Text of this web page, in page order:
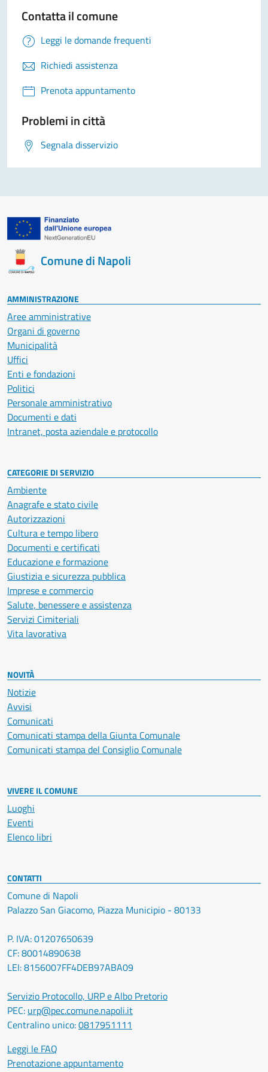
Contatta il comune
Leggi le domande frequenti
Richiedi assistenza
Prenota appuntamento
Problemi in città
Segnala disservizio
Comune di Napoli
AMMINISTRAZIONE
Aree amministrative
Organi di governo
Municipalità
Uffici
Enti e fondazioni
Politici
Personale amministrativo
Documenti e dati
Intranet, posta aziendale e protocollo
CATEGORIE DI SERVIZIO
Ambiente
Anagrafe e stato civile
Autorizzazioni
Cultura e tempo libero
Documenti e certificati
Educazione e formazione
Giustizia e sicurezza pubblica
Imprese e commercio
Salute, benessere e assistenza
Servizi Cimiteriali
Vita lavorativa
NOVITÀ
Notizie
Avvisi
Comunicati
Comunicati stampa della Giunta Comunale
Comunicati stampa del Consiglio Comunale
VIVERE IL COMUNE
Luoghi
Eventi
Elenco libri
CONTATTI
Comune di Napoli
Palazzo San Giacomo, Piazza Municipio - 80133
P. IVA: 01207650639
CF: 80014890638
LEI: 8156007FF4DEB97ABA09
Servizio Protocollo, URP e Albo Pretorio
PEC: urp@pec.comune.napoli.it
Centralino unico:0817951111
Leggi le FAQ
Prenotazione appuntamento